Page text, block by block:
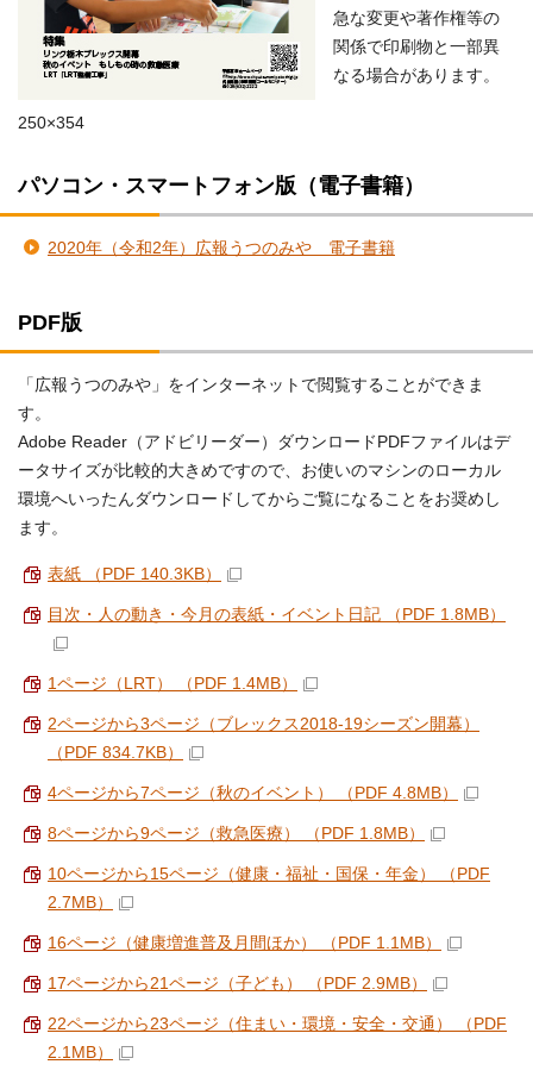
250×354
急な変更や著作権等の
関係で印刷物と一部異
なる場合があります。
パソコン・スマートフォン版（電子書籍）
2020年（令和2年）広報うつのみや 電子書籍
PDF版
「広報うつのみや」をインターネットで閲覧することができま
す。
Adobe Reader（アドビリーダー）ダウンロードPDFファイルはデ
ータサイズが比較的大きめですので、お使いのマシンのローカル
環境へいったんダウンロードしてからご覧になることをお奨めし
ます。
表紙 （PDF 140.3KB）
目次・人の動き・今月の表紙・イベント日記 （PDF 1.8MB）
1ページ（LRT） （PDF 1.4MB）
2ページから3ページ（ブレックス2018-19シーズン開幕）
（PDF 834.7KB）
4ページから7ページ（秋のイベント） （PDF 4.8MB）
8ページから9ページ（救急医療） （PDF 1.8MB）
10ページから15ページ（健康・福祉・国保・年金） （PDF
2.7MB）
16ページ（健康増進普及月間ほか） （PDF 1.1MB）
17ページから21ページ（子ども） （PDF 2.9MB）
22ページから23ページ（住まい・環境・安全・交通） （PDF
2.1MB）